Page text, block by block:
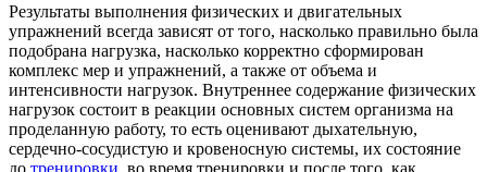
Результаты выполнения физических и двигательных
упражнений всегда зависят от того, насколько правильно была
подобрана нагрузка, насколько корректно сформирован
комплекс мер и упражнений, а также от объема и
интенсивности нагрузок. Внутреннее содержание физических
нагрузок состоит в реакции основных систем организма на
проделанную работу, то есть оценивают дыхательную,
сердечно-сосудистую и кровеносную системы, их состояние
до тренировки, во время тренировки и после того, как